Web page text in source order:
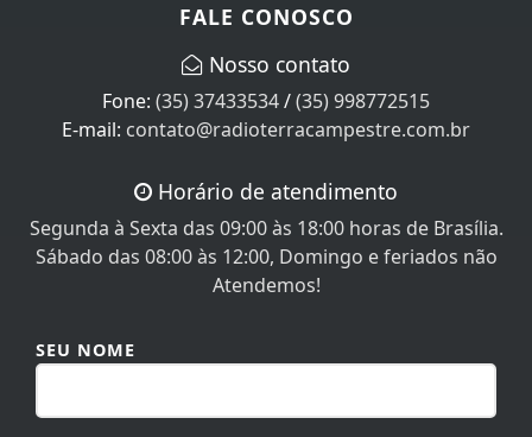
FALE CONOSCO
Nosso contato
Fone: (35) 37433534/(35) 998772515
E-mail: contato@radioterracampestre.com.br
Horário de atendimento
Segunda à Sexta das 09:00 às 18:00 horas de Brasília.
Sábado das 08:00 às 12:00, Domingo e feriados não
Atendemos!
SEU NOME